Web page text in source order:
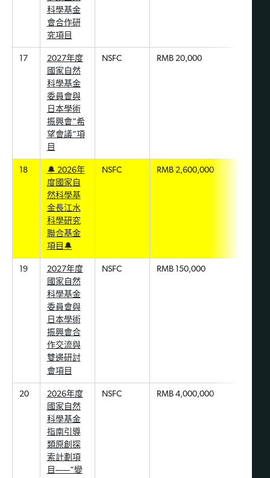
科學基金
會合作研
究項目
17
2027年度
國家自然
科學基金
委員會與
日本學術
振興會“希
望會議”項
目
NSFC RMB 20,000
18
🔔 2026年
度國家自
然科學基
金長江水
科學研究
聯合基金
項目🔔
NSFC RMB 2,600,000
19
2027年度
國家自然
科學基金
委員會與
日本學術
振興會合
作交流與
雙邊研討
會項目
NSFC RMB 150,000
20
2026年度
國家自然
科學基金
指南引導
類原創探
索計劃項
目——“變
NSFC RMB 4,000,000